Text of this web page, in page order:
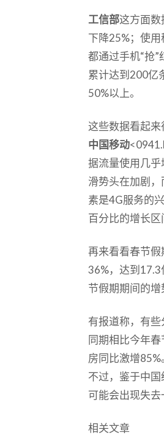
工信部这方面数
下降25%；使
都通过手机“抢
累计达到200亿
50%以上。
这些数据看起来
中国移动
据流量使用几
滑势头在加剧
素是4G服务的
百分比的增长区
再来看看春节
36%，达到
节假期期间的增
有报道称，有
同期相比今年
房同比激增85%
不过，鉴于中
可能会出现失去
相关文章